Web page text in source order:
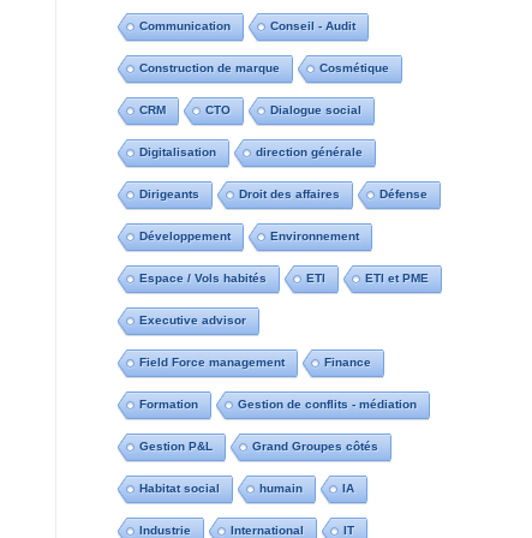
Communication Conseil - Audit
Construction de marque Cosmétique
CRM CTO Dialogue social
Digitalisation direction générale
Dirigeants Droit des affaires Défense
Développement Environnement
Espace / Vols habités ETI ETI et PME
Executive advisor
Field Force management Finance
Formation Gestion de conflits - médiation
Gestion P&L Grand Groupes côtés
Habitat social humain IA
Industrie International IT